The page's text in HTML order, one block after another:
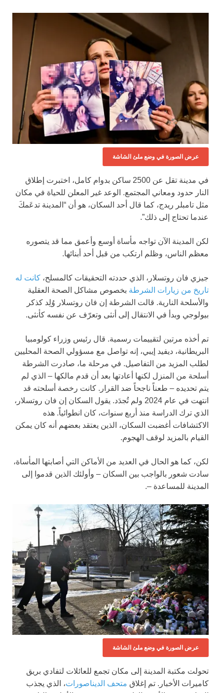
عرض الصورة في وضع ملئ الشاشة
في مدينة تقل عن 2500 ساكن بدوام كامل، اختبرت إطلاق
النار حدود ومعاني المجتمع. الوعد غير المعلن للحياة في مكان
مثل تامبلر ريدج، كما قال أحد السكان، هو أن “المدينة تدعَمكَ
عندما تحتاج إلى ذلك”.
لكن المدينة الآن تواجه مأساة أوسع وأعمق مما قد يتصوره
معظم الناس، وظلم ارتكب من قبل أحد أبنائها.
جيزي فان روتسلار، الذي حددته التحقيقات كالمسلح، كانت له
تاريخ من زيارات الشرطة بخصوص مشاكل الصحة العقلية
والأسلحة النارية. قالت الشرطة إن فان روتسلار وُلِد كذكر
بيولوجي وبدأ في الانتقال إلى أنثى وتعرّف عن نفسه كأنثى.
تم أخذه مرتين لتقييمات رسمية. قال رئيس وزراء كولومبيا
البريطانية، ديفيد إيبي، إنه تواصل مع مسؤولي الصحة المحليين
لطلب المزيد من التفاصيل. في مرحلة ما، صادرت الشرطة
أسلحة من المنزل لكنها أعادتها بعد أن قدم مالكها – الذي لم
يتم تحديده – طعناً ناجحاً ضد القرار. كانت رخصة أسلحته قد
انتهت في عام 2024 ولم تُجدَد. يقول السكان إن فان روتسلار،
الذي ترك الدراسة منذ أربع سنوات، كان انطوائياً. هذه
الاكتشافات أغضبت السكان، الذين يعتقد بعضهم أنه كان يمكن
القيام بالمزيد لوقف الهجوم.
لكن، كما هو الحال في العديد من الأماكن التي أصابتها المأساة،
سادت شعور بالواجب بين السكان – وأولئك الذين قدموا إلى
المدينة للمساعدة –.
عرض الصورة في وضع ملئ الشاشة
تحولت مكتبة المدينة إلى مكان تجمع للعائلات لتفادي بريق
كاميرات الأخبار. تم إغلاق متحف الديناصورات، الذي يجذب